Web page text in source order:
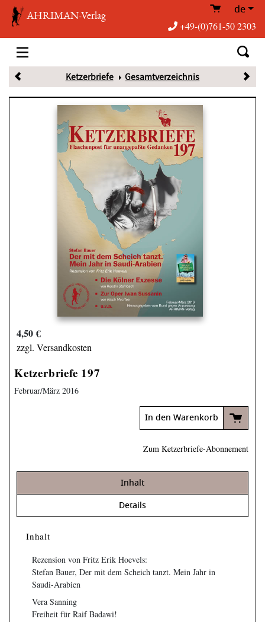
AHRIMAN-Verlag de
+49-(0)761-50 2303
Ketzerbriefe Gesamtverzeichnis
4,50 €
zzgl. Versandkosten
Ketzerbriefe 197
Februar/März 2016
In den Warenkorb
Zum Ketzerbriefe-Abonnement
Inhalt
Details
Inhalt
Rezension von Fritz Erik Hoevels:
Stefan Bauer, Der mit dem Scheich tanzt. Mein Jahr in
Saudi-Arabien
Vera Sanning
Freiheit für Raif Badawi!